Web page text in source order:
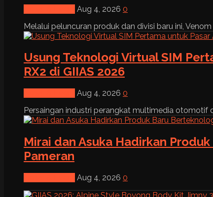
Aug 4, 2026 0
Melalui peluncuran produk dan divisi baru ini, Venom
Usung Teknologi Virtual SIM
RX2 di GIIAS 2026
Aug 4, 2026 0
Persaingan industri perangkat multimedia otomotif
Mirai dan Asuka Hadirkan
Pameran
Aug 4, 2026 0